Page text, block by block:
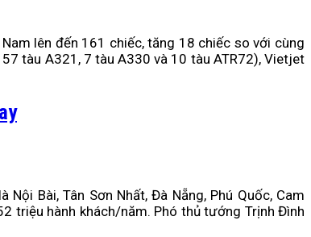
lên đến 161 chiếc, tăng 18 chiếc so với cùng
tàu A321, 7 tàu A330 và 10 tàu ATR72), Vietjet
Bài, Tân Sơn Nhất, Đà Nẵng, Phú Quốc, Cam
triệu hành khách/năm. Phó thủ tướng Trịnh Đình